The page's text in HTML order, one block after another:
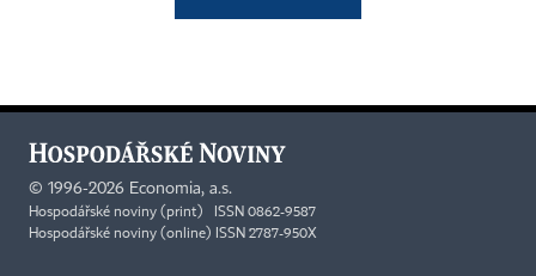
© 1996-2026 Economia, a.s.
Hospodářské noviny (print) ISSN 0862-9587
Hospodářské noviny (online) ISSN 2787-950X